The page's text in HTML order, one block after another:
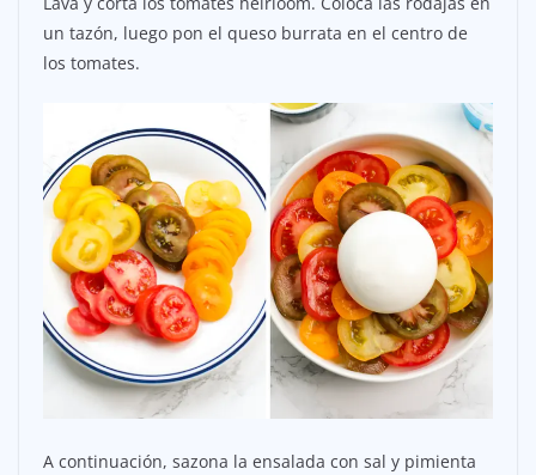
un tazón, luego pon el queso burrata en el centro de
los tomates.
A continuación, sazona la ensalada con sal y pimienta